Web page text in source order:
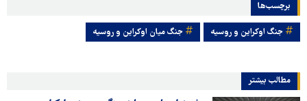
برچسب‌ها
جنگ اوکراین و روسیه جنگ میان اوکراین و روسیه
مطالب بیشتر